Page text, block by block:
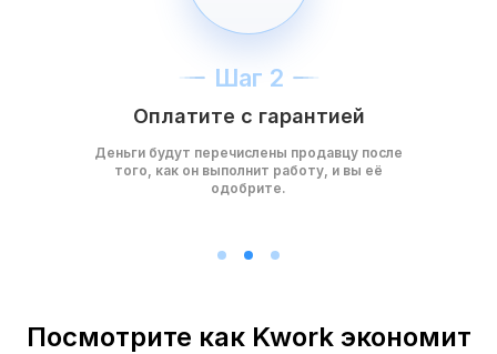
Шаг 2
Оплатите с гарантией
Деньги будут перечислены продавцу после
того, как он выполнит работу, и вы её
одобрите.
Посмотрите как Kwork экономит